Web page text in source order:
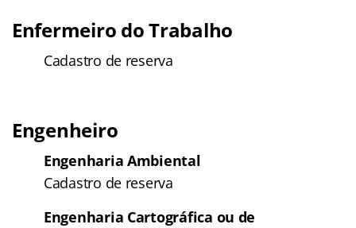
Enfermeiro do Trabalho
Cadastro de reserva
Engenheiro
Engenharia Ambiental
Cadastro de reserva
Engenharia Cartográfica ou de